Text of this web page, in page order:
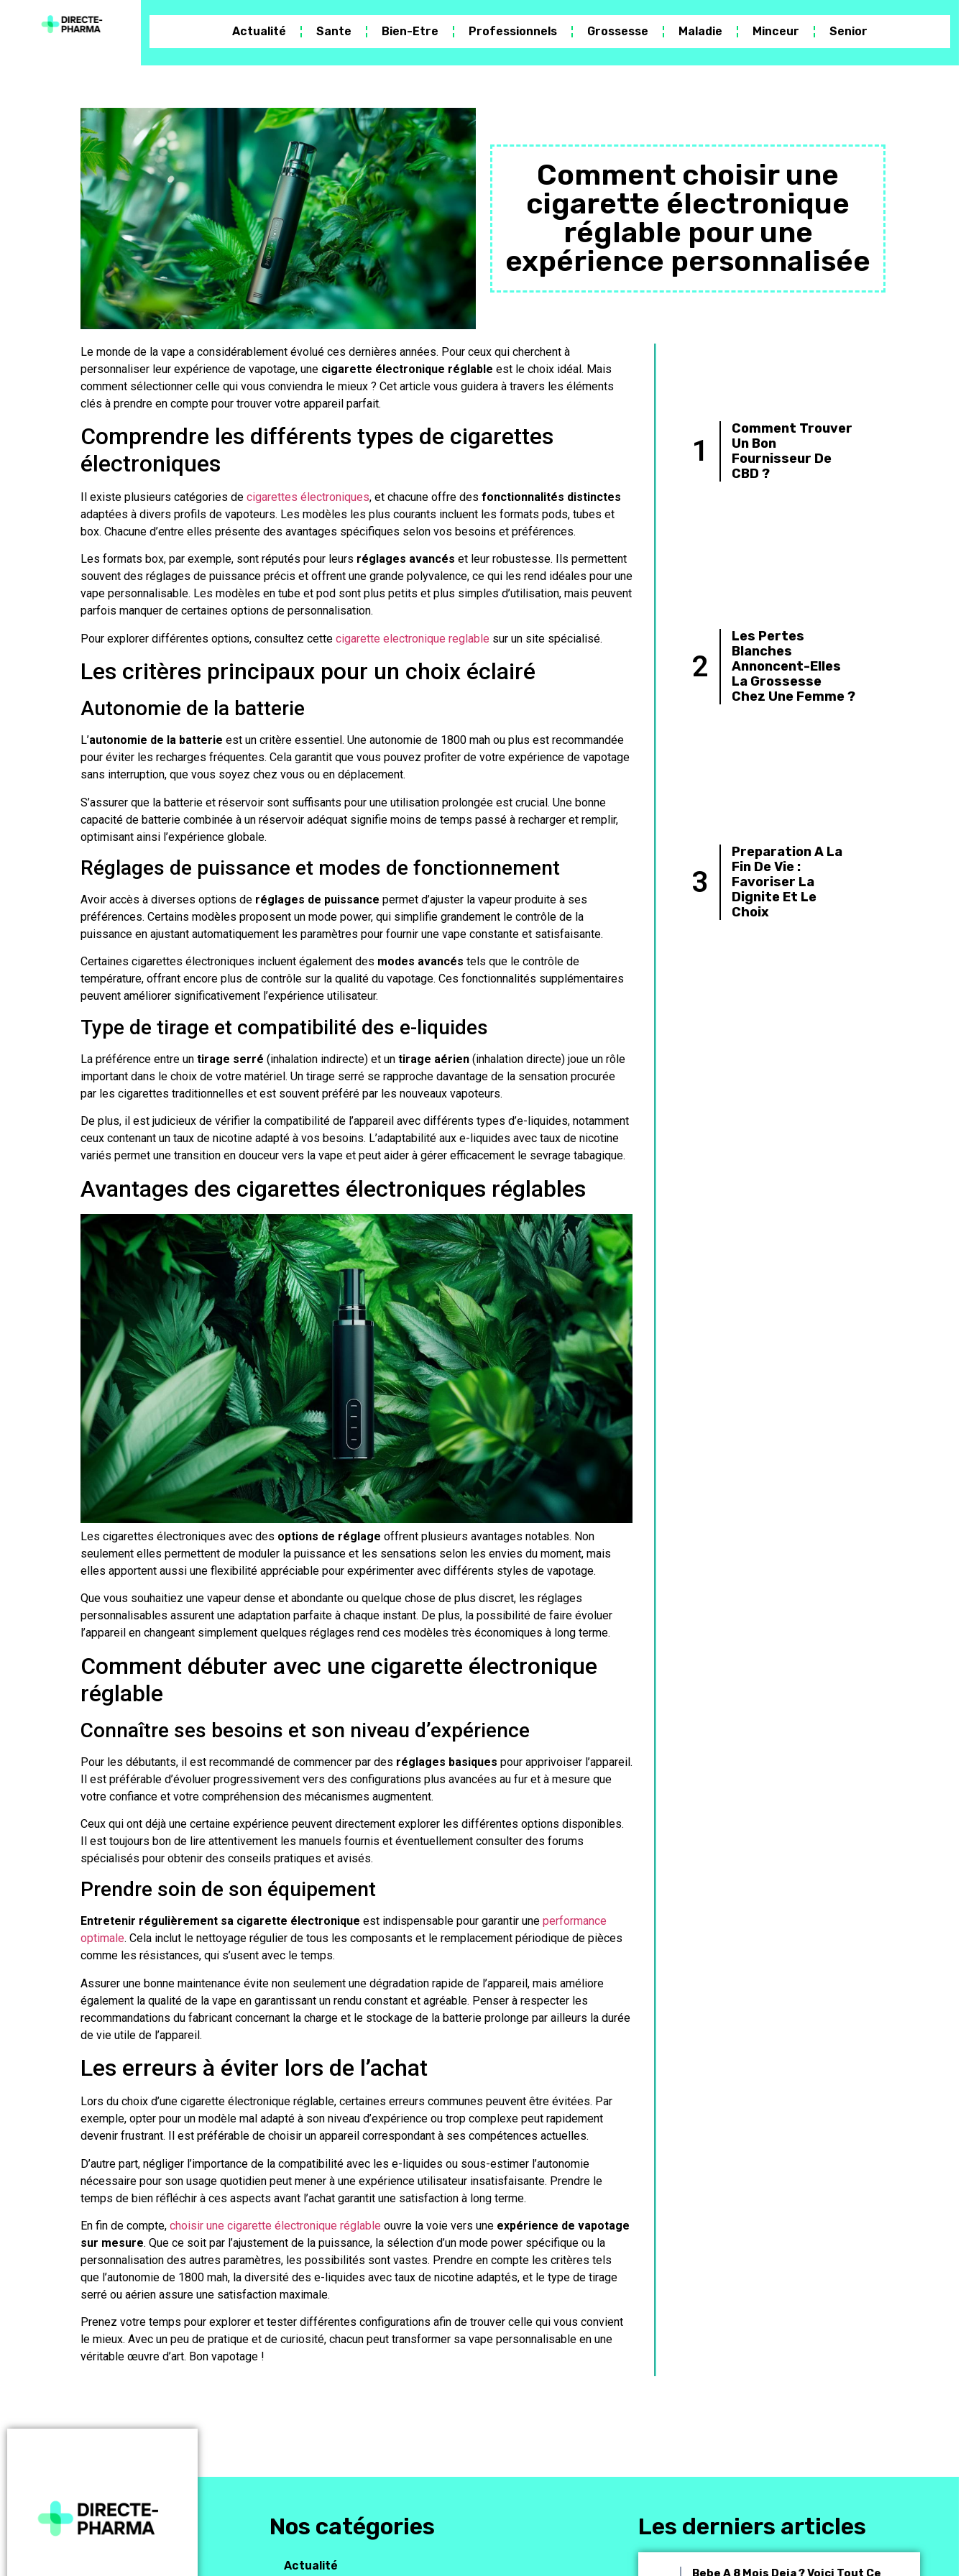
Actualité Sante Bien-Etre Professionnels Grossesse Maladie Minceur Senior
Comment choisir une
cigarette électronique
réglable pour une
expérience personnalisée
Le monde de la vape a considérablement évolué ces dernières années. Pour ceux qui cherchent à
personnaliser leur expérience de vapotage, une cigarette électronique réglable est le choix idéal. Mais
comment sélectionner celle qui vous conviendra le mieux ? Cet article vous guidera à travers les éléments
clés à prendre en compte pour trouver votre appareil parfait.
Comprendre les différents types de cigarettes
électroniques
Il existe plusieurs catégories de cigarettes électroniques, et chacune offre des fonctionnalités distinctes
adaptées à divers profils de vapoteurs. Les modèles les plus courants incluent les formats pods, tubes et
box. Chacune d’entre elles présente des avantages spécifiques selon vos besoins et préférences.
Les formats box, par exemple, sont réputés pour leurs réglages avancés et leur robustesse. Ils permettent
souvent des réglages de puissance précis et offrent une grande polyvalence, ce qui les rend idéales pour une
vape personnalisable. Les modèles en tube et pod sont plus petits et plus simples d’utilisation, mais peuvent
parfois manquer de certaines options de personnalisation.
Pour explorer différentes options, consultez cette cigarette electronique reglable sur un site spécialisé.
Les critères principaux pour un choix éclairé
Autonomie de la batterie
L’autonomie de la batterie est un critère essentiel. Une autonomie de 1800 mah ou plus est recommandée
pour éviter les recharges fréquentes. Cela garantit que vous pouvez profiter de votre expérience de vapotage
sans interruption, que vous soyez chez vous ou en déplacement.
S’assurer que la batterie et réservoir sont suffisants pour une utilisation prolongée est crucial. Une bonne
capacité de batterie combinée à un réservoir adéquat signifie moins de temps passé à recharger et remplir,
optimisant ainsi l’expérience globale.
Réglages de puissance et modes de fonctionnement
Avoir accès à diverses options de réglages de puissance permet d’ajuster la vapeur produite à ses
préférences. Certains modèles proposent un mode power, qui simplifie grandement le contrôle de la
puissance en ajustant automatiquement les paramètres pour fournir une vape constante et satisfaisante.
Certaines cigarettes électroniques incluent également des modes avancés tels que le contrôle de
température, offrant encore plus de contrôle sur la qualité du vapotage. Ces fonctionnalités supplémentaires
peuvent améliorer significativement l’expérience utilisateur.
Type de tirage et compatibilité des e-liquides
La préférence entre un tirage serré (inhalation indirecte) et un tirage aérien (inhalation directe) joue un rôle
important dans le choix de votre matériel. Un tirage serré se rapproche davantage de la sensation procurée
par les cigarettes traditionnelles et est souvent préféré par les nouveaux vapoteurs.
De plus, il est judicieux de vérifier la compatibilité de l’appareil avec différents types d’e-liquides, notamment
ceux contenant un taux de nicotine adapté à vos besoins. L’adaptabilité aux e-liquides avec taux de nicotine
variés permet une transition en douceur vers la vape et peut aider à gérer efficacement le sevrage tabagique.
Avantages des cigarettes électroniques réglables
Les cigarettes électroniques avec des options de réglage offrent plusieurs avantages notables. Non
seulement elles permettent de moduler la puissance et les sensations selon les envies du moment, mais
elles apportent aussi une flexibilité appréciable pour expérimenter avec différents styles de vapotage.
Que vous souhaitiez une vapeur dense et abondante ou quelque chose de plus discret, les réglages
personnalisables assurent une adaptation parfaite à chaque instant. De plus, la possibilité de faire évoluer
l’appareil en changeant simplement quelques réglages rend ces modèles très économiques à long terme.
Comment débuter avec une cigarette électronique
réglable
Connaître ses besoins et son niveau d’expérience
Pour les débutants, il est recommandé de commencer par des réglages basiques pour apprivoiser l’appareil.
Il est préférable d’évoluer progressivement vers des configurations plus avancées au fur et à mesure que
votre confiance et votre compréhension des mécanismes augmentent.
Ceux qui ont déjà une certaine expérience peuvent directement explorer les différentes options disponibles.
Il est toujours bon de lire attentivement les manuels fournis et éventuellement consulter des forums
spécialisés pour obtenir des conseils pratiques et avisés.
Prendre soin de son équipement
Entretenir régulièrement sa cigarette électronique est indispensable pour garantir une performance
optimale. Cela inclut le nettoyage régulier de tous les composants et le remplacement périodique de pièces
comme les résistances, qui s’usent avec le temps.
Assurer une bonne maintenance évite non seulement une dégradation rapide de l’appareil, mais améliore
également la qualité de la vape en garantissant un rendu constant et agréable. Penser à respecter les
recommandations du fabricant concernant la charge et le stockage de la batterie prolonge par ailleurs la durée
de vie utile de l’appareil.
Les erreurs à éviter lors de l’achat
Lors du choix d’une cigarette électronique réglable, certaines erreurs communes peuvent être évitées. Par
exemple, opter pour un modèle mal adapté à son niveau d’expérience ou trop complexe peut rapidement
devenir frustrant. Il est préférable de choisir un appareil correspondant à ses compétences actuelles.
D’autre part, négliger l’importance de la compatibilité avec les e-liquides ou sous-estimer l’autonomie
nécessaire pour son usage quotidien peut mener à une expérience utilisateur insatisfaisante. Prendre le
temps de bien réfléchir à ces aspects avant l’achat garantit une satisfaction à long terme.
En fin de compte, choisir une cigarette électronique réglable ouvre la voie vers une expérience de vapotage
sur mesure. Que ce soit par l’ajustement de la puissance, la sélection d’un mode power spécifique ou la
personnalisation des autres paramètres, les possibilités sont vastes. Prendre en compte les critères tels
que l’autonomie de 1800 mah, la diversité des e-liquides avec taux de nicotine adaptés, et le type de tirage
serré ou aérien assure une satisfaction maximale.
Prenez votre temps pour explorer et tester différentes configurations afin de trouver celle qui vous convient
le mieux. Avec un peu de pratique et de curiosité, chacun peut transformer sa vape personnalisable en une
véritable œuvre d’art. Bon vapotage !
2
Annoncent-Elles
La Grossesse
Chez Une Femme ?
3
Preparation A La
Favoriser La
Dignite Et Le
Choix
4
Le Lien Entre
Santé Et
Productivité : Les
Clés Pour Une
Équipe En Forme
5
Comment Choisir
Une Cigarette
Électronique
Réglable Pour Une
Expérience
Personnalisée
6
Crédit D’impôt
Téléassistance
2026 : Combien
Économisez-Vous
Vraiment ?
Nos catégories
Actualité
Les derniers articles
Bebe A 8 Mois Deja ? Voici Tout Ce